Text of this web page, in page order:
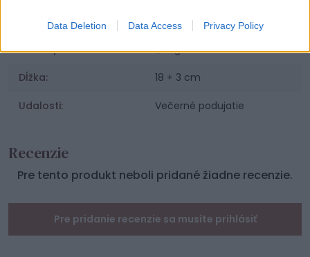
Data Deletion Data Access Privacy Policy
Osadenie: Kubické Zirkóny
Váha šperku: 1,37 g
Dĺžka: 18 + 3 cm
Udalosti: Večerné podujatie
Recenzie
Pre tento produkt neboli pridané žiadne recenzie.
Pre pridanie recenzie sa musíte prihlásiť